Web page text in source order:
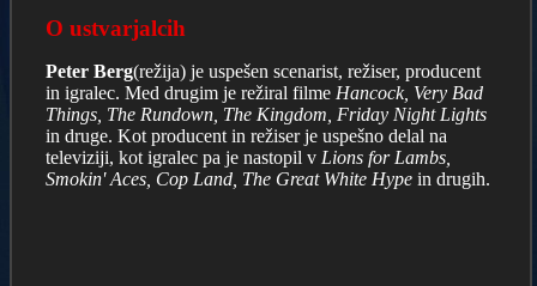
O ustvarjalcih
Peter Berg(režija) je uspešen scenarist, režiser, producent
in igralec. Med drugim je režiral filme Hancock, Very Bad
Things, The Rundown, The Kingdom, Friday Night Lights
in druge. Kot producent in režiser je uspešno delal na
televiziji, kot igralec pa je nastopil v Lions for Lambs,
Smokin' Aces, Cop Land, The Great White Hype in drugih.